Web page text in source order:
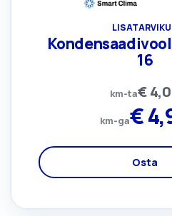
16
km-ta€
km-ga€
Osta